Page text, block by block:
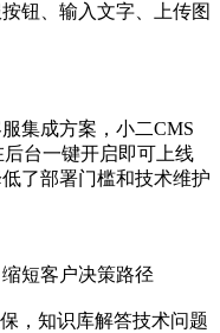
钮、输入文字、上传图
集成方案，小二CMS
台一键开启即可上线
了部署门槛和技术维护
短客户决策路径
，知识库解答技术问题